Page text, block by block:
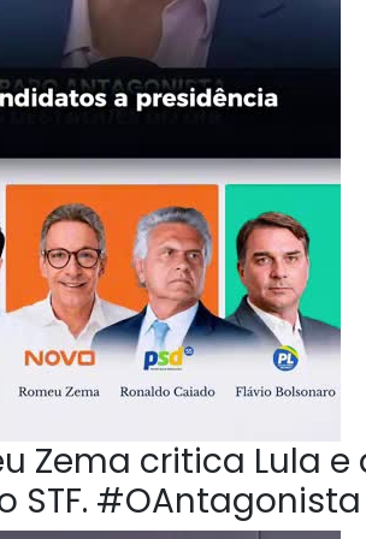
Zema critica Lula
STF. #OAntagonista